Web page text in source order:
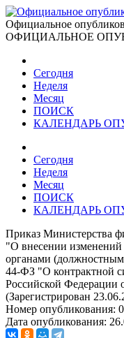
Официальное
ОФИЦИАЛЬНОЕ
Сегодня
Неделя
Месяц
ПОИСК
КАЛЕНДАРЬ
Сегодня
Неделя
Месяц
ПОИСК
КАЛЕНДАРЬ
Приказ Министерства
"О внесении изменений
органами
44-ФЗ "О контрактной
Российской Федерации
(Зарегистрирован
Номер опубликования:
Дата опубликования: